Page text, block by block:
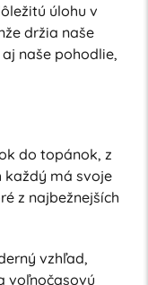
úlohu v
držia naše
naše pohodlie,
do topánok, z
každý má svoje
z najbežnejších
vzhľad,
voľnočasovú